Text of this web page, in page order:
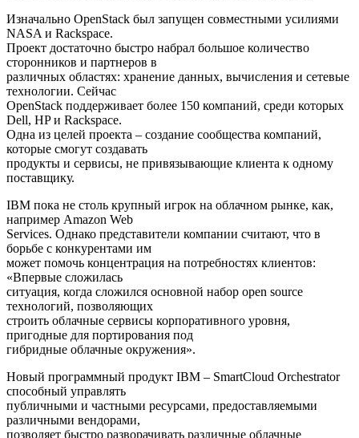
Изначально OpenStack был запущен совместными усилиями
NASA и Rackspace.
Проект достаточно быстро набрал большое количество
сторонников и партнеров в
различных областях: хранение данных, вычисления и сетевые
технологии. Сейчас
OpenStack поддерживает более 150 компаний, среди которых
Dell, HP и Rackspace.
Одна из целей проекта – создание сообщества компаний,
которые смогут создавать
продукты и сервисы, не привязывающие клиента к одному
поставщику.
IBM пока не столь крупный игрок на облачном рынке, как,
например Amazon Web
Services. Однако представители компании считают, что в
борьбе с конкурентами им
может помочь концентрация на потребностях клиентов:
«Впервые сложилась
ситуация, когда сложился основной набор open source
технологий, позволяющих
строить облачные сервисы корпоративного уровня,
пригодные для портирования под
гибридные облачные окружения».
Новый программный продукт IBM – SmartCloud Orchestrator
способный управлять
публичными и частными ресурсами, предоставляемыми
различными вендорами,
позволяет быстро разворачивать различные облачные